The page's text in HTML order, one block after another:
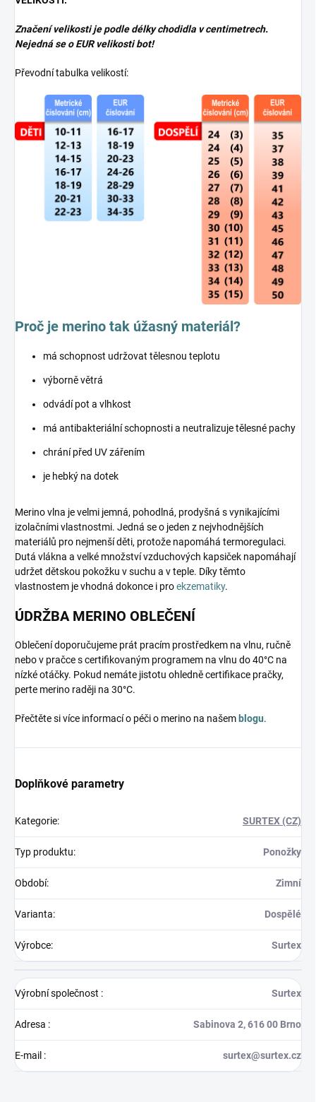
Značení velikosti je podle délky chodidla v centimetrech.
Nejedná se o EUR velikosti bot!
Převodní tabulka velikostí:
Proč je merino tak úžasný materiál?
má schopnost udržovat tělesnou teplotu
výborně větrá
odvádí pot a vlhkost
má antibakteriální schopnosti a neutralizuje tělesné pachy
chrání před UV zářením
je hebký na dotek
Merino vlna je velmi jemná, pohodlná, prodyšná s vynikajícími
izolačními vlastnostmi. Jedná se o jeden z nejvhodnějších
materiálů pro nejmenší děti, protože napomáhá termoregulaci.
Dutá vlákna a velké množství vzduchových kapsiček napomáhají
udržet dětskou pokožku v suchu a v teple. Díky těmto
vlastnostem je vhodná dokonce i proekzematiky.
ÚDRŽBA MERINO OBLEČENÍ
Oblečení doporučujeme prát pracím prostředkem na vlnu, ručně
nebo v pračce s certifikovaným programem na vlnu do 40°C na
nízké otáčky. Pokud nemáte jistotu ohledně certifikace pračky,
perte merino raději na 30°C.
Přečtěte si více informací o péči o merino na našem blogu.
Doplňkové parametry
Kategorie: SURTEX (CZ)
Typ produktu: Ponožky
Období: Zimní
Varianta: Dospělé
Výrobce: Surtex
Výrobní společnost : Surtex
Adresa : Sabinova 2, 616 00 Brno
E-mail : surtex@surtex.cz